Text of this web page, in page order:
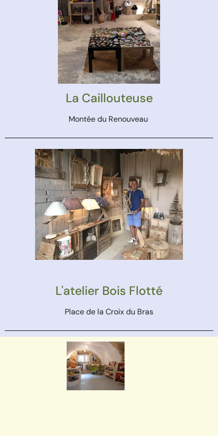
La Caillouteuse
Montée du Renouveau
L'atelier Bois Flotté
Place de la Croix du Bras